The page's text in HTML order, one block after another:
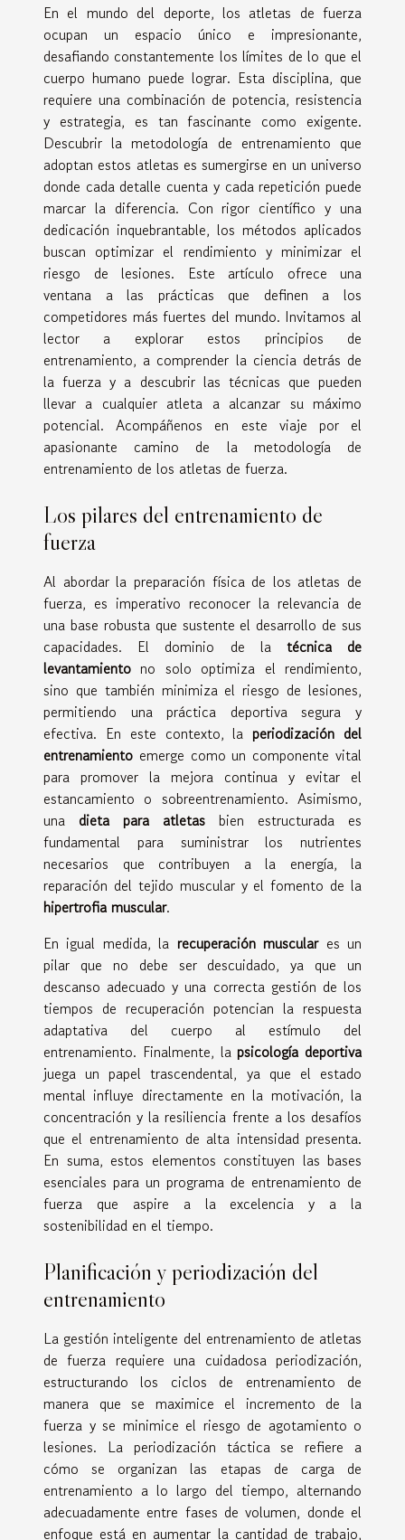
En el mundo del deporte, los atletas de fuerza
ocupan un espacio único e impresionante,
desafiando constantemente los límites de lo que el
cuerpo humano puede lograr. Esta disciplina, que
requiere una combinación de potencia, resistencia
y estrategia, es tan fascinante como exigente.
Descubrir la metodología de entrenamiento que
adoptan estos atletas es sumergirse en un universo
donde cada detalle cuenta y cada repetición puede
marcar la diferencia. Con rigor científico y una
dedicación inquebrantable, los métodos aplicados
buscan optimizar el rendimiento y minimizar el
riesgo de lesiones. Este artículo ofrece una
ventana a las prácticas que definen a los
competidores más fuertes del mundo. Invitamos al
lector a explorar estos principios de
entrenamiento, a comprender la ciencia detrás de
la fuerza y a descubrir las técnicas que pueden
llevar a cualquier atleta a alcanzar su máximo
potencial. Acompáñenos en este viaje por el
apasionante camino de la metodología de
entrenamiento de los atletas de fuerza.
Los pilares del entrenamiento de
fuerza
Al abordar la preparación física de los atletas de
fuerza, es imperativo reconocer la relevancia de
una base robusta que sustente el desarrollo de sus
capacidades. El dominio de la técnica de
levantamiento no solo optimiza el rendimiento,
sino que también minimiza el riesgo de lesiones,
permitiendo una práctica deportiva segura y
efectiva. En este contexto, la periodización del
entrenamiento emerge como un componente vital
para promover la mejora continua y evitar el
estancamiento o sobreentrenamiento. Asimismo,
una dieta para atletas bien estructurada es
fundamental para suministrar los nutrientes
necesarios que contribuyen a la energía, la
reparación del tejido muscular y el fomento de la
hipertrofia muscular.
En igual medida, la recuperación musculares un
pilar que no debe ser descuidado, ya que un
descanso adecuado y una correcta gestión de los
tiempos de recuperación potencian la respuesta
adaptativa del cuerpo al estímulo del
entrenamiento. Finalmente, la psicología deportiva
juega un papel trascendental, ya que el estado
mental influye directamente en la motivación, la
concentración y la resiliencia frente a los desafíos
que el entrenamiento de alta intensidad presenta.
En suma, estos elementos constituyen las bases
esenciales para un programa de entrenamiento de
fuerza que aspire a la excelencia y a la
sostenibilidad en el tiempo.
Planificación y periodización del
entrenamiento
La gestión inteligente del entrenamiento de atletas
de fuerza requiere una cuidadosa periodización,
estructurando los ciclos de entrenamiento de
manera que se maximice el incremento de la
fuerza y se minimice el riesgo de agotamiento o
lesiones. La periodización táctica se refiere a
cómo se organizan las etapas de carga de
entrenamiento a lo largo del tiempo, alternando
adecuadamente entre fases de volumen, donde el
enfoque está en aumentar la cantidad de trabajo,